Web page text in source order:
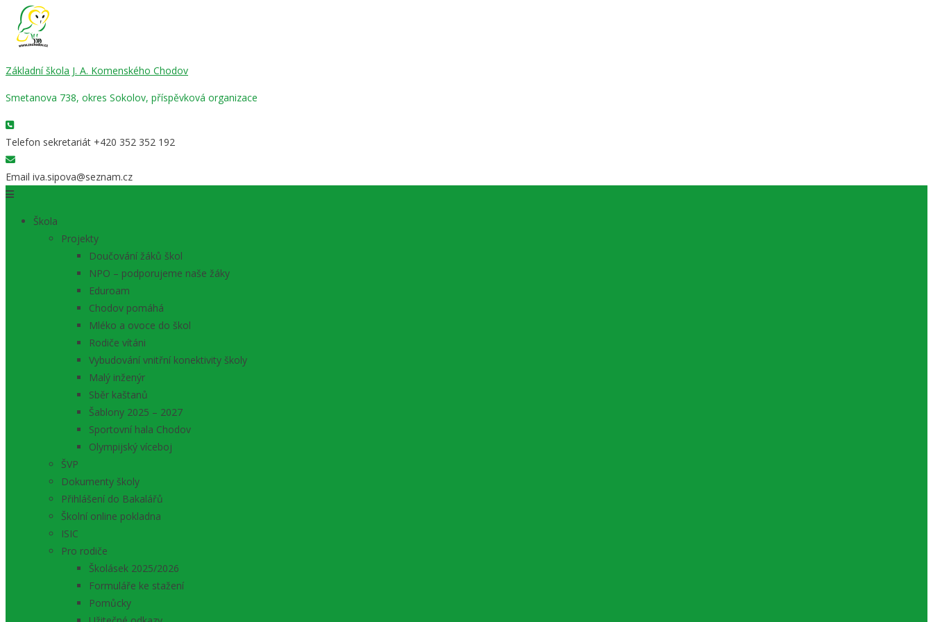
Základní škola J. A. Komenského Chodov
Smetanova 738, okres Sokolov, příspěvková organizace
Telefon sekretariát +420 352 352 192
Email iva.sipova@seznam.cz
Škola
Projekty
Doučování žáků škol
NPO – podporujeme naše žáky
Eduroam
Chodov pomáhá
Mléko a ovoce do škol
Rodiče vítáni
Vybudování vnitřní konektivity školy
Malý inženýr
Sběr kaštanů
Šablony 2025 – 2027
Sportovní hala Chodov
Olympijský víceboj
ŠVP
Dokumenty školy
Přihlášení do Bakalářů
Školní online pokladna
ISIC
Pro rodiče
Školásek 2025/2026
Formuláře ke stažení
Pomůcky